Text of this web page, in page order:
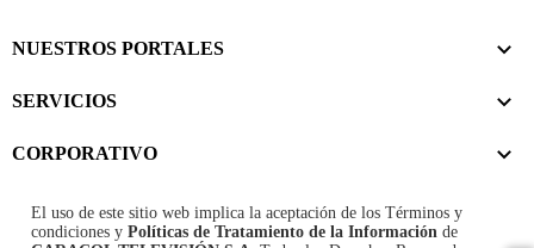
NUESTROS PORTALES
SERVICIOS
CORPORATIVO
El uso de este sitio web implica la aceptación de los Términos y
condiciones y Políticas de Tratamiento de la Información de